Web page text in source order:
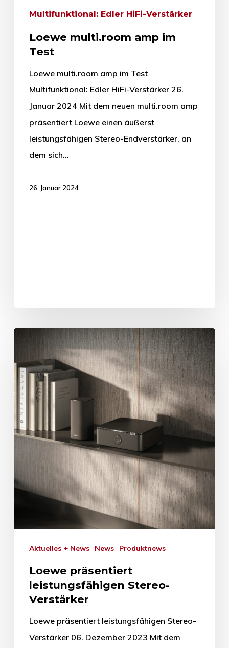
Multifunktional: Edler HiFi-Verstärker
Loewe multi.room amp im
Test
Loewe multi.room amp im Test
Multifunktional: Edler HiFi-Verstärker 26.
Januar 2024 Mit dem neuen multi.room amp
präsentiert Loewe einen äußerst
leistungsfähigen Stereo-Endverstärker, an
dem sich…
26. Januar 2024
Aktuelles + News News Produktnews
Loewe präsentiert
leistungsfähigen Stereo-
Verstärker
Loewe präsentiert leistungsfähigen Stereo-
Verstärker 06. Dezember 2023 Mit dem